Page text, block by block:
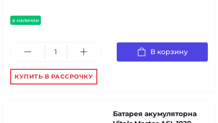
в наличии
В корзину
КУПИТЬ В РАССРОЧКУ
Батарея акумуляторна